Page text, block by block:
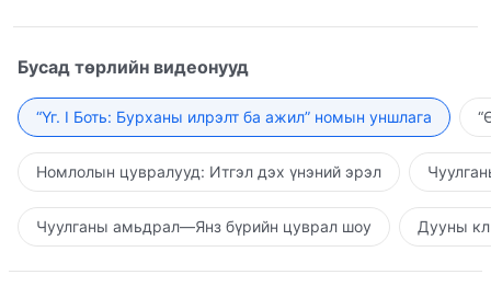
Бусад төрлийн видеонууд
“Үг. I Боть: Бурханы илрэлт ба ажил” номын уншлага
Номлолын цувралууд: Итгэл дэх үнэний эрэл
Чуулганы амьдрал—Янз бүрийн цуврал шоу Дууны